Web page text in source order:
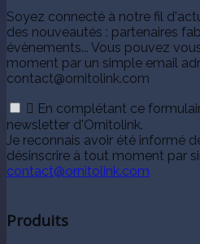
Soyez connecté à notre fil
des nouveautés : partenaires
évènements... Vous pouvez
moment par un simple email
contact@ornitolink.com
 En complétant ce
newsletter d'Ornitolink.
Je reconnais avoir été informé
désinscrire à tout moment par
contact@ornitolink.com
Produits